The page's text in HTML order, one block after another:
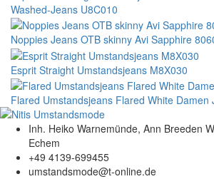
Washed-Jeans U8C010
Noppies Jeans OTB skinny Avi Sapphire
Esprit Straight Umstandsjeans M8X030
Flared Umstandsjeans Flared White Damen
Inh. Heiko Warnemünde, Ann Breeden
Echem
+49 4139-699455
umstandsmode@t-online.de